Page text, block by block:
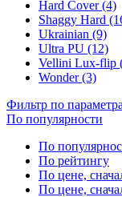
Hard Cover (4)
Shaggy Hard
Ukrainian (9)
Ultra PU (12)
Vellini Lux-flip
Wonder (3)
Фильтр по
По популярности
По
По рейтингу
По цене,
По цене,